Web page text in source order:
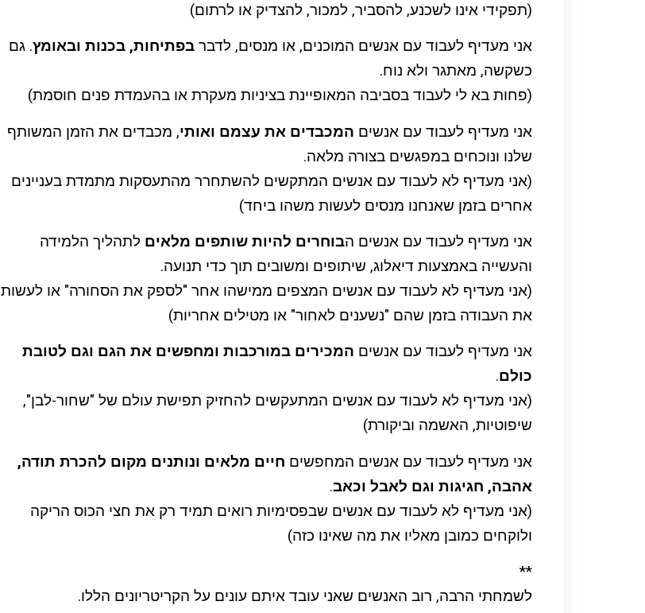
(תפקידי אינו לשכנע, להסביר, למכור, להצדיק או לרתום)
אני מעדיף לעבוד עם אנשים המוכנים, או מנסים, לדבר בפתיחות, בכנות ובאומץ. גם
כשקשה, מאתגר ולא נוח.
(פחות בא לי לעבוד בסביבה המאופיינת בציניות מעקרת או בהעמדת פנים חוסמת)
אני מעדיף לעבוד עם אנשים המכבדים את עצמם ואותי, מכבדים את הזמן המשותף
שלנו ונוכחים במפגשים בצורה מלאה.
(אני מעדיף לא לעבוד עם אנשים המתקשים להשתחרר מהתעסקות מתמדת בעניינים
אחרים בזמן שאנחנו מנסים לעשות משהו ביחד)
אני מעדיף לעבוד עם אנשים הבוחרים להיות שותפים מלאים לתהליך הלמידה
והעשייה באמצעות דיאלוג, שיתופים ומשובים תוך כדי תנועה.
(אני מעדיף לא לעבוד עם אנשים המצפים ממישהו אחר "לספק את הסחורה" או לעשות
את העבודה בזמן שהם "נשענים לאחור" או מטילים אחריות)
אני מעדיף לעבוד עם אנשים המכירים במורכבות ומחפשים את הגם וגם לטובת
כולם.
(אני מעדיף לא לעבוד עם אנשים המתעקשים להחזיק תפישת עולם של "שחור-לבן",
שיפוטיות, האשמה וביקורת)
אני מעדיף לעבוד עם אנשים המחפשים חיים מלאים ונותנים מקום להכרת תודה,
אהבה, חגיגות וגם לאבל וכאב.
(אני מעדיף לא לעבוד עם אנשים שבפסימיות רואים תמיד רק את חצי הכוס הריקה
ולוקחים כמובן מאליו את מה שאינו כזה)
**
לשמחתי הרבה, רוב האנשים שאני עובד איתם עונים על הקריטריונים הללו.